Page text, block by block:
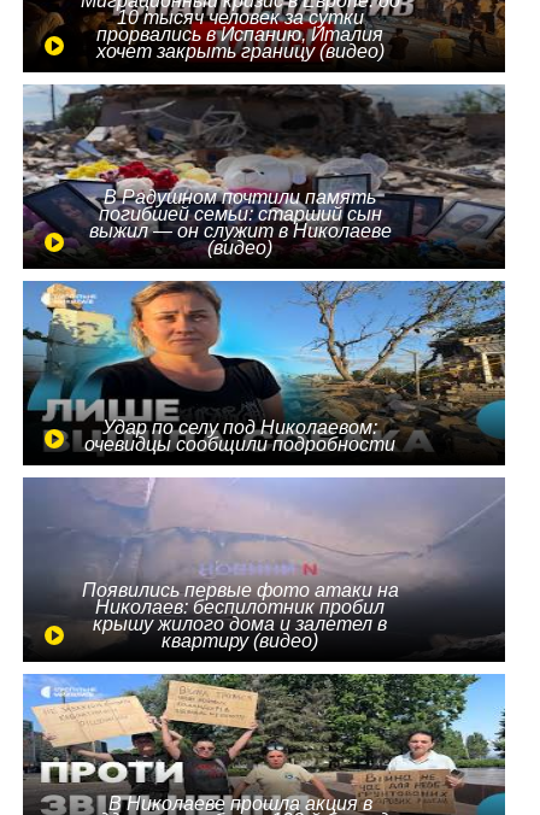
10 тысяч человек за сутки
прорвались в Испанию, Италия
хочет закрыть границу (видео)
В Радушном почтили память
погибшей семьи: старший сын
выжил — он служит в Николаеве
(видео)
Удар по селу под Николаевом:
очевидцы сообщили подробности
Появились первые фото атаки на
Николаев: беспилотник пробил
крышу жилого дома и залетел в
квартиру (видео)
В Николаеве прошла акция в